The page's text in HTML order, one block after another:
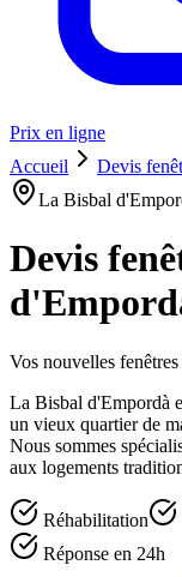
Prix en ligne
Accueil
Devis
La Bisbal
Devis
Vos nouvelles
La Bisbal d'Empordà
un vieux quartier de
Nous sommes
aux logements
Réhabilitation
Réponse en 24h